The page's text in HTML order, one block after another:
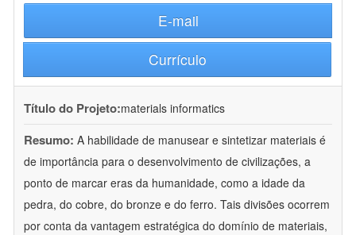
E-mail
Currículo
Título do Projeto:materials informatics
Resumo: A habilidade de manusear e sintetizar materiais é
de importância para o desenvolvimento de civilizações, a
ponto de marcar eras da humanidade, como a idade da
pedra, do cobre, do bronze e do ferro. Tais divisões ocorrem
por conta da vantagem estratégica do domínio de materiais,